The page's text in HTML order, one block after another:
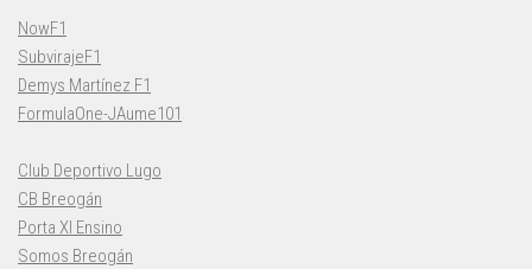
NowF1
SubvirajeF1
Demys Martínez F1
FormulaOne-JAume101
Club Deportivo Lugo
CB Breogán
Porta XI Ensino
Somos Breogán